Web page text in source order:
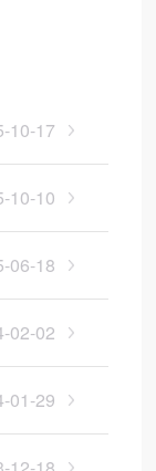
10-17
10-10
06-18
02-02
01-29